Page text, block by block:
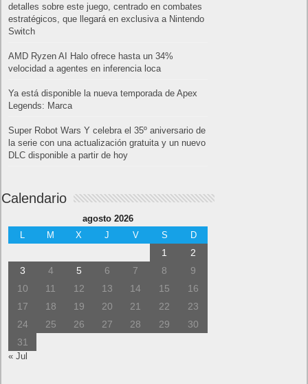
detalles sobre este juego, centrado en combates
estratégicos, que llegará en exclusiva a Nintendo
Switch
AMD Ryzen AI Halo ofrece hasta un 34%
velocidad a agentes en inferencia loca
Ya está disponible la nueva temporada de Apex
Legends: Marca
Super Robot Wars Y celebra el 35º aniversario de
la serie con una actualización gratuita y un nuevo
DLC disponible a partir de hoy
Calendario
agosto 2026
M X J V S D
1
2
3
4 5 6 7 8
9
10
11 12 13 14 15
16
17
18 19 20 21 22
23
24
25 26 27 28 29
30
31
« Jul